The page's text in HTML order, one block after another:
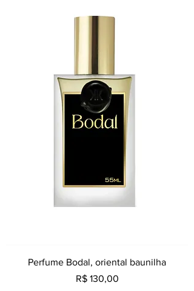
Perfume Bodal, oriental baunilha
Preço
R$ 130,00